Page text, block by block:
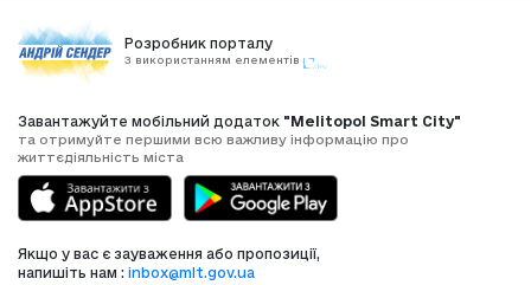
Розробник порталу
З використанням елементів
Завантажуйте мобільний додаток "Melitopol Smart City"
та отримуйте першими всю важливу інформацію про
життєдіяльність міста
Якщо у вас є зауваження або пропозиції,
напишіть нам : inbox@mlt.gov.ua